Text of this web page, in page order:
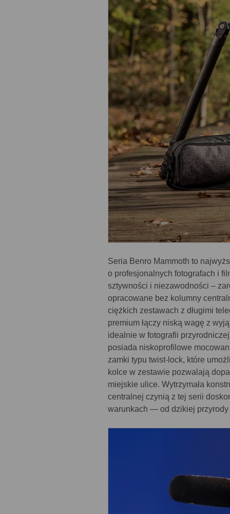
Seria Benro Mammoth to
o profesjonalnych fotografach i
sztywności i niezawodności –
opracowane bez kolumny
ciężkich zestawach z długimi
premium łączy niską wagę z
idealnie w fotografii
posiada niskoprofilowe
zamki typu twist-lock, które
kolce w zestawie pozwalają
miejskie ulice. Wytrzymała
centralnej czynią z tej serii
warunkach — od dzikiej